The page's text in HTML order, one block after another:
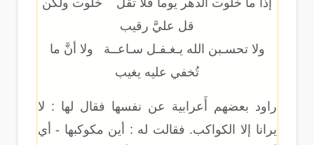
إذا ما خلوت الدهر يوماً فلا تقل خلوت ولكن
قل عليَّ رقيب
ولا تحسـبن الله يـغـفـل سـاعــة ولا أنَّ ما
تُخفي عليه يغيب
راود بعضهم أَعرابية عن نفسها فقال لها : لا
يرانا إلا الكواكب. فقالت له : أين مكوكبها - أي